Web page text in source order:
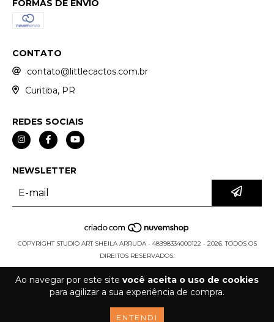
Ao navegar por este site você aceita o uso de cookies
para agilizar a sua experiência de compra.
ENTENDI
FORMAS DE ENVIO
CONTATO
contato@littlecactos.com.br
Curitiba, PR
REDES SOCIAIS
NEWSLETTER
COPYRIGHT STUDIO ART SHEILA ARRUDA - 48998334000122 - 2026. TODOS OS
DIREITOS RESERVADOS.